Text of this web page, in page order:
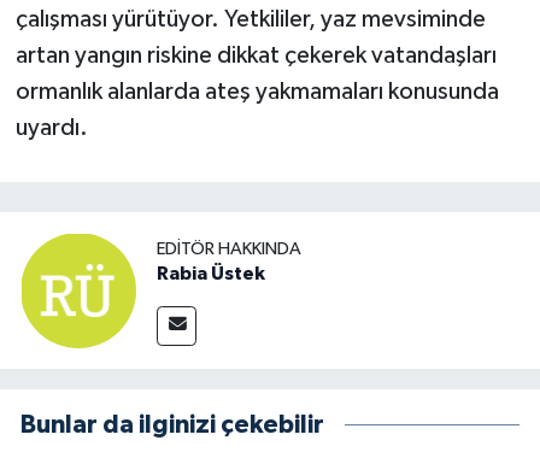
çalışması yürütüyor. Yetkililer, yaz mevsiminde
artan yangın riskine dikkat çekerek vatandaşları
ormanlık alanlarda ateş yakmamaları konusunda
uyardı.
EDITÖR HAKKINDA
Rabia Üstek
Bunlar da ilginizi çekebilir